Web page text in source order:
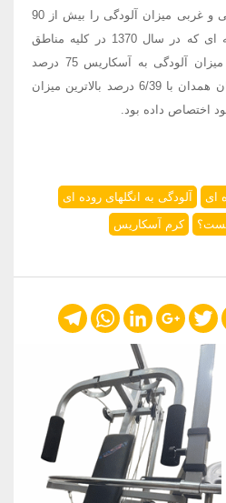
روستایی استان آذبایجان شرقی و غربی میزان آلودگی را بیش از 90
درصد گزارش کرد. در مطالعه ای که در سال 1370 در کلیه مناطق
روستایی کشور انجام گرفت، میزان آلودگی به آسکاریس 75 درصد
گزارش شد، در این میان استان همدان با 6/39 درصد بالاترین میزان
اختصاص داده بود.
ای
آلودگی به انگلهای روده ای
کرم آسکاریس
Twitter
Google+
LinkedIn
WhatsApp
Telegram